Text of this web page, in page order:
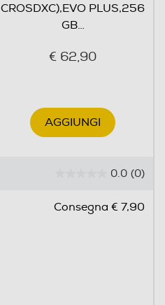
CROSDXC),EVO PLUS,256
GB…
€ 62,90
AGGIUNGI
0.0 (0)
Consegna € 7,90